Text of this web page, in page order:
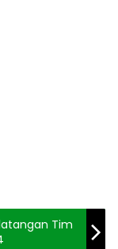
Tim